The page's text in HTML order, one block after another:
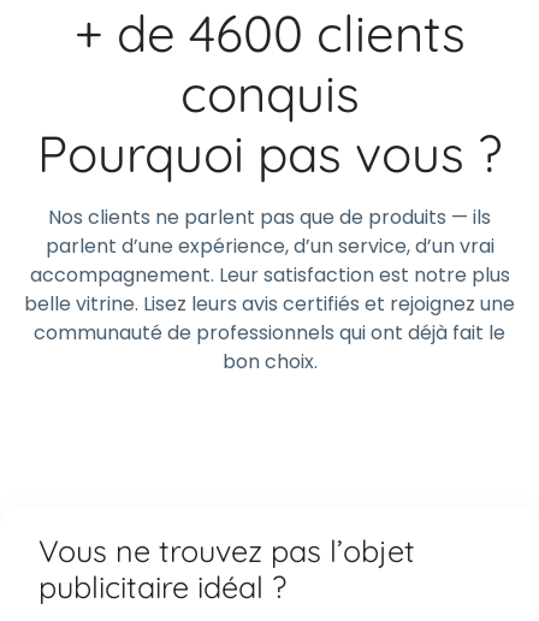
+ de 4600 clients
conquis
Pourquoi pas vous ?
Nos clients ne parlent pas que de produits — ils
parlent d’une expérience, d’un service, d’un vrai
accompagnement. Leur satisfaction est notre plus
belle vitrine. Lisez leurs avis certifiés et rejoignez une
communauté de professionnels qui ont déjà fait le
bon choix.
Vous ne trouvez pas l’objet
publicitaire idéal ?